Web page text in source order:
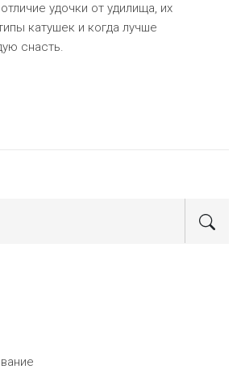
удочки от удилища, их
катушек и когда лучше
снасть.